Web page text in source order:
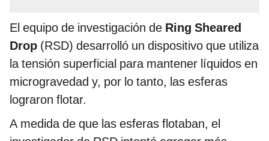
El equipo de investigación de Ring Sheared
Drop (RSD) desarrolló un dispositivo que utiliza
la tensión superficial para mantener líquidos en
microgravedad y, por lo tanto, las esferas
lograron flotar.
A medida de que las esferas flotaban, el